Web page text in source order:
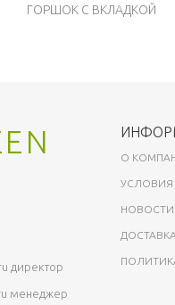
ГОРШОК С ВКЛАДКОЙ
директор
менеджер
О
УСЛОВИЯ
НОВОСТИ